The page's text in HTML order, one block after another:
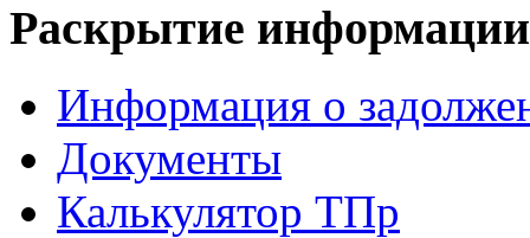
Раскрытие информации
Информация о
Документы
Калькулятор ТПр